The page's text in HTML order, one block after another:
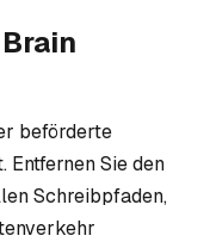
beförderte
Sie den
Schreibpfaden,